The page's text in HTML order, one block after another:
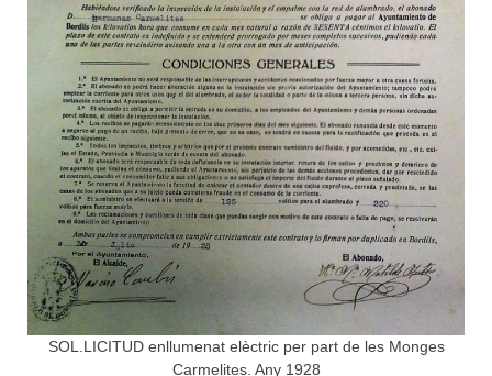
SOL.LICITUD enllumenat elèctric per part de les Monges
Carmelites. Any 1928